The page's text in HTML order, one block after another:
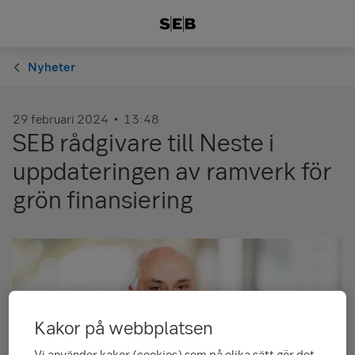
Nyheter
29 februari 2024 13:48
SEB rådgivare till Neste i
uppdateringen av ramverk för
grön finansiering
Kakor på webbplatsen